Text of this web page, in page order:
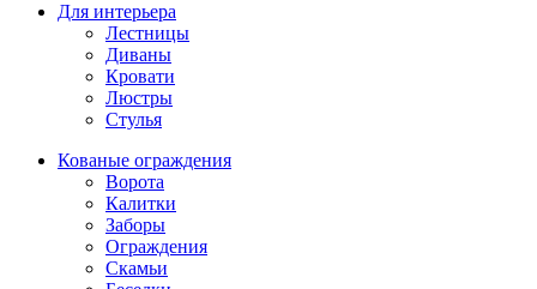
Для интерьера
Лестницы
Диваны
Кровати
Люстры
Стулья
Кованые ограждения
Ворота
Калитки
Заборы
Ограждения
Скамьи